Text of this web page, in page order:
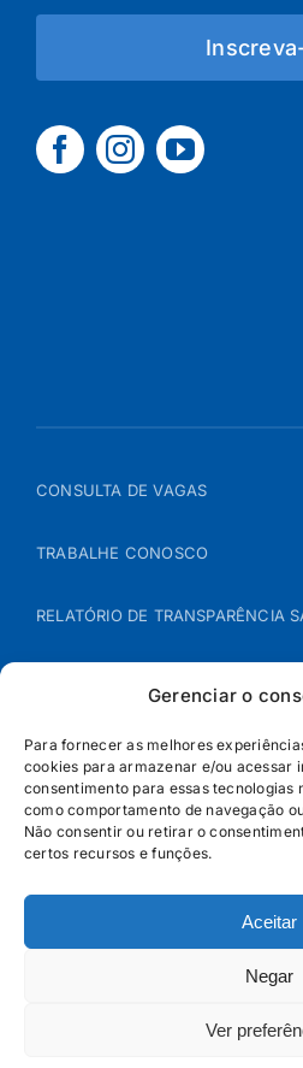
Gerenciar o
Para fornecer as melhores
cookies para armazenar e/ou acessar
consentimento para essas tecnologias
como comportamento de navegação
Não consentir ou retirar o
certos recursos e funções.
Aceitar
Negar
Ver
CONSULTA DE VAGAS
TRABALHE CONOSCO
RELATÓRIO DE TRANSPARÊNCIA
POLÍTICA DE COOKIES
POLÍTICA DE PRIVACIDADE
© Jandaia - 2026 · Todos os